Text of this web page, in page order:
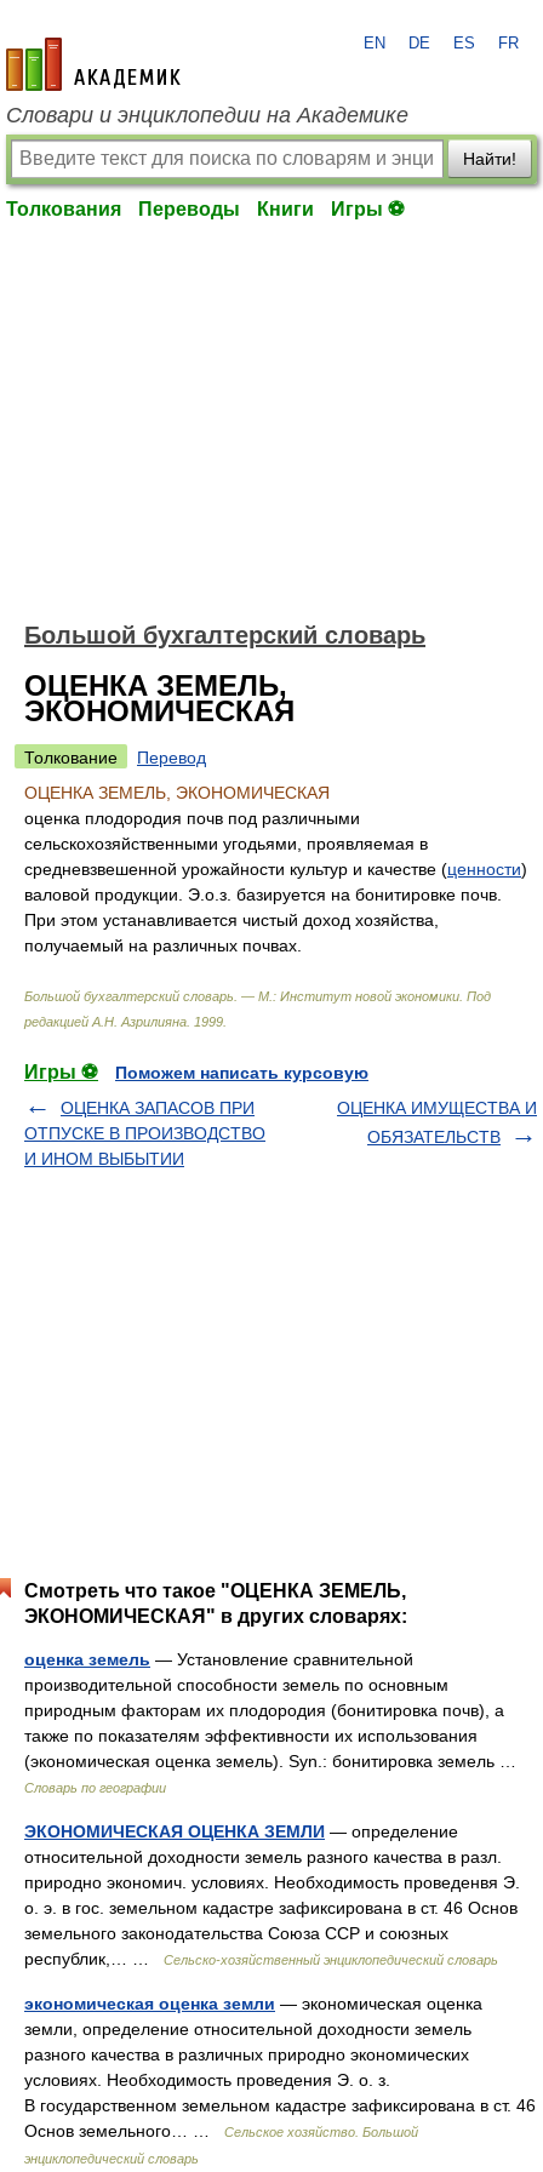
academic.ru
EN DE ES FR
Словари и энциклопедии на Академике
Найти!
Толкования Переводы Книги Игры ⚽
Большой бухгалтерский словарь
ОЦЕНКА ЗЕМЕЛЬ,
ЭКОНОМИЧЕСКАЯ
Толкование
Перевод
ОЦЕНКА ЗЕМЕЛЬ, ЭКОНОМИЧЕСКАЯ
оценка плодородия почв под различными
сельскохозяйственными угодьями, проявляемая в
средневзвешенной урожайности культур и качестве (ценности)
валовой продукции. Э.о.з. базируется на бонитировке почв.
При этом устанавливается чистый доход хозяйства,
получаемый на различных почвах.
Большой бухгалтерский словарь. — М.: Институт новой экономики Под
редакцией А.Н. Азрилияна 1999
Игры ⚽
Поможем написать курсовую
ОЦЕНКА ЗАПАСОВ ПРИ
ОТПУСКЕ В ПРОИЗВОДСТВО
И ИНОМ ВЫБЫТИИ
ОЦЕНКА ИМУЩЕСТВА И
ОБЯЗАТЕЛЬСТВ
Смотреть что такое "ОЦЕНКА ЗЕМЕЛЬ,
ЭКОНОМИЧЕСКАЯ" в других словарях:
оценка земель — Установление сравнительной
производительной способности земель по основным
природным факторам их плодородия (бонитировка почв), а
также по показателям эффективности их использования
(экономическая оценка земель). Syn.: бонитировка земель …
Словарь по географии
ЭКОНОМИЧЕСКАЯ ОЦЕНКА ЗЕМЛИ — определение
относительной доходности земель разного качества в разл.
природно экономич. условиях. Необходимость проведенвя Э.
о. э. в гос. земельном кадастре зафиксирована в ст. 46 Основ
земельного законодательства Союза ССР и союзных
республик,… …
Сельско-хозяйственный энциклопедический словарь
экономическая оценка земли — экономическая оценка
земли, определение относительной доходности земель
разного качества в различных природно экономических
условиях. Необходимость проведения Э. о. з.
В государственном земельном кадастре зафиксирована в ст. 46
Основ земельного… …
Сельское хозяйство. Большой
энциклопедический словарь